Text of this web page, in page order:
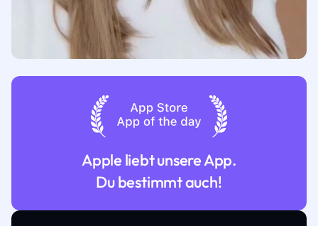
Apple liebt unsere App.
Du bestimmt auch!